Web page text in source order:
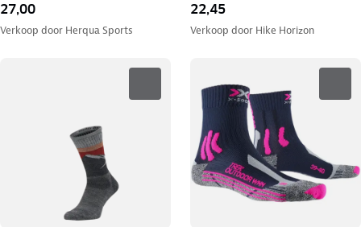
27,00
Verkoop door Herqua Sports
22,45
Verkoop door Hike Horizon